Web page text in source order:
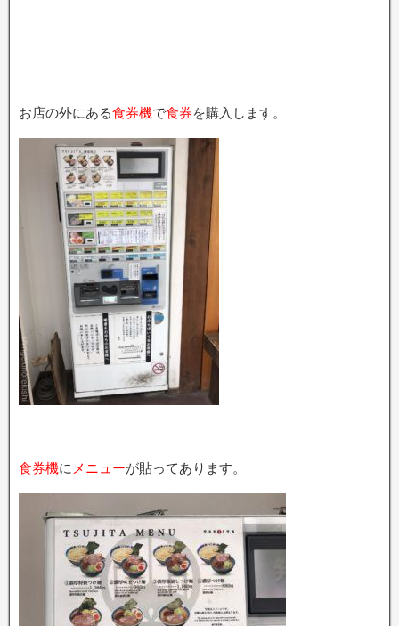
お店の外にある食券機で食券を購入します。
食券機に メニューが貼ってあります。